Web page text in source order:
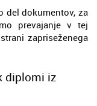
del dokumentov, za
prevajanje v tej
zapriseženega
diplomi iz